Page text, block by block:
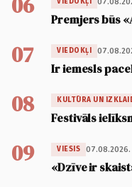
Premjers būs
07 VIEDOKĻI
Ir iemesls
08 KULTŪRA UN
Festivāls
09 VIESIS 07.08.2026.
«Dzīve ir